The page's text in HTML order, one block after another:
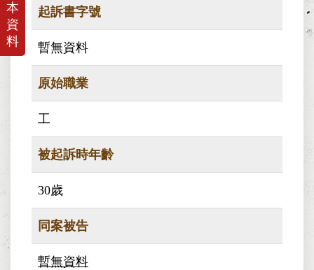
本
資
料
起訴書字號
暫無資料
原始職業
工
被起訴時年齡
30歲
同案被告
暫無資料